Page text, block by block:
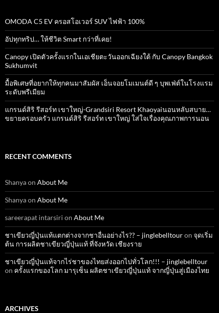
OMODA C5 EV ครอสโอเวอร์ SUV ไฟฟ้า 100%
อัปทุกทริป… ให้ชีวิต Smart กว่าที่เคย!
Canopy เปิดตัวครั้งแรกในเอเชียตะวันออกเฉียงใต้ กับ Canopy Bangkok
Sukhumvit
มื้อพิเศษที่อยากให้ทุกคนมาสัมผัส เอ็นจอยโมเมนต์ดี ๆ บุพเฟ่ต์ในโรงแรม
ระดับพรีเมียม
แกรนด์สิริ​ รีสอร์ท​ เขาใหญ่​-Grandsiri​ Resort​ Khaoyaiนอนหลับสบาย…
ขยายครอบครัว แกรนด์สิริ รีสอร์ท เขาใหญ่ ใส่ใจเรื่องคุณภาพการนอน
RECENT COMMENTS
Shanyaon About Me
Shanyaon About Me
sareerapat intarsiri on About Me
ชาเขียวญี่ปุ่นแท้แตกต่างจากชาอื่นอย่างไร?? – jinglebelltouron จุดเริ่ม
ต้น การผลิตชาเขียวญี่ปุ่นแท้ ที่จังหวัด เชียงราย
ชาเขียวญี่ปุ่นแท้จากไร่ชาของไทยส่งออกไปทั่วโลก!!! – jinglebelltour
on ครั้งแรกของโลก มารุเซ็น ผลิตชาเขียวญี่ปุ่นแท้ จากญี่ปุ่นสู่เมืองไทย
ARCHIVES